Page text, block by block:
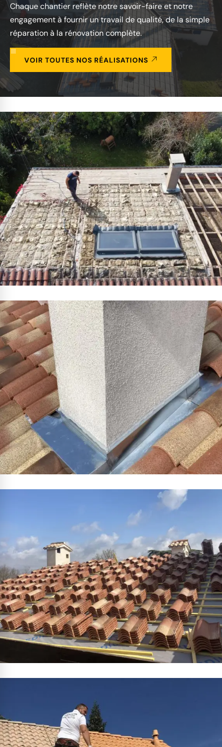
Chaque chantier reflète notre savoir-faire et notre
engagement à fournir un travail de qualité, de la simple
réparation à la rénovation complète.
VOIR TOUTES NOS RÉALISATIONS